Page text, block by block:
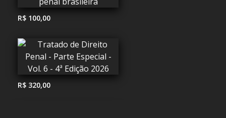
R$ 100,00
R$ 320,00